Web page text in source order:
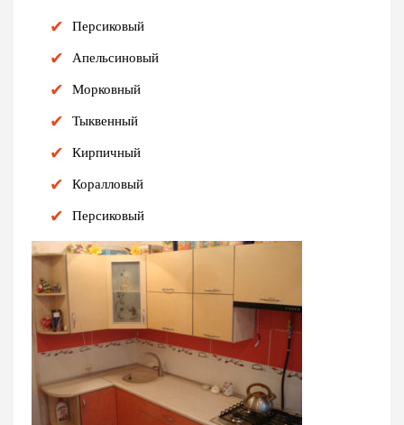
Персиковый
Апельсиновый
Морковный
Тыквенный
Кирпичный
Коралловый
Персиковый